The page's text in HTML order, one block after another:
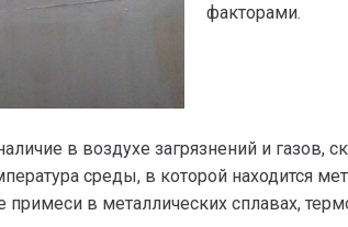
факторами.
в воздухе загрязнений и газов,
среды, в которой находится
в металлических сплавах,